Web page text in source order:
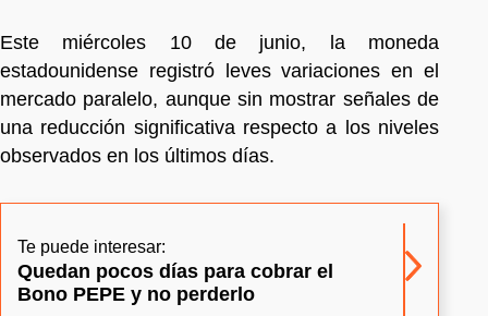
Este miércoles 10 de junio, la moneda
estadounidense registró leves variaciones en el
mercado paralelo, aunque sin mostrar señales de
una reducción significativa respecto a los niveles
observados en los últimos días.
Te puede interesar:
Quedan pocos días para cobrar el
Bono PEPE y no perderlo